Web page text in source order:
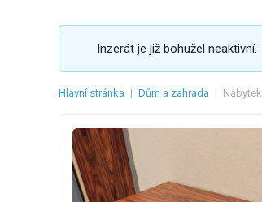
Inzerát je již bohužel neaktivní.
Hlavní stránka | Dům a zahrada | Nábytek